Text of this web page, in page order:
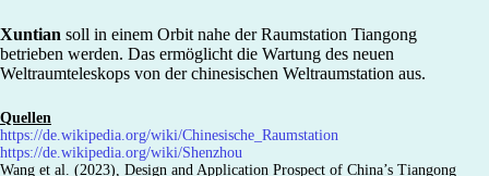
Xuntian soll in einem Orbit nahe der Raumstation Tiangong
betrieben werden. Das ermöglicht die Wartung des neuen
Weltraumteleskops von der chinesischen Weltraumstation aus.
Quellen
https://de.wikipedia.org/wiki/Chinesische_Raumstation
https://de.wikipedia.org/wiki/Shenzhou
Wang et al. (2023), Design and Application Prospect of China’s Tiangong